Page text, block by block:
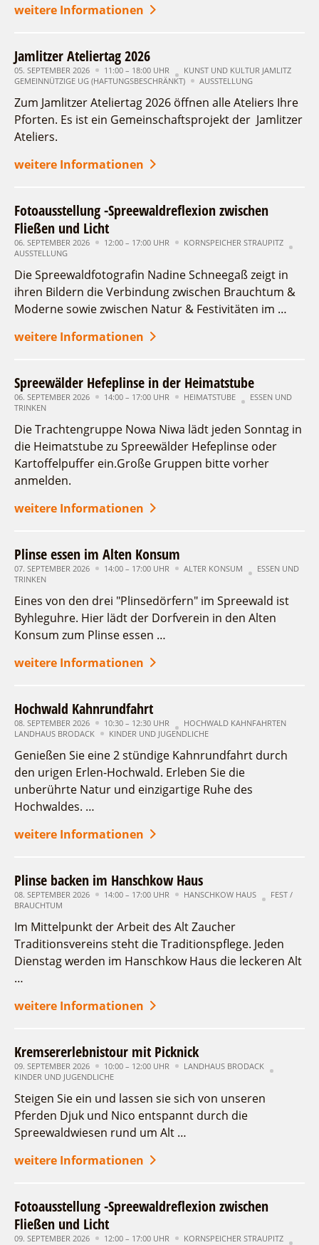
weitere Informationen
Jamlitzer Ateliertag 2026
05. SEPTEMBER 2026 11:00 – 18:00 UHR
KUNST UND KULTUR JAMLITZ
GEMEINNÜTZIGE UG (HAFTUNGSBESCHRÄNKT)
AUSSTELLUNG
Zum Jamlitzer Ateliertag 2026 öffnen alle Ateliers Ihre
Pforten. Es ist ein Gemeinschaftsprojekt der Jamlitzer
Ateliers.
weitere Informationen
Fotoausstellung -Spreewaldreflexion zwischen
Fließen und Licht
06. SEPTEMBER 2026 12:00 – 17:00 UHR
KORNSPEICHER STRAUPITZ
AUSSTELLUNG
Die Spreewaldfotografin Nadine Schneegaß zeigt in
ihren Bildern die Verbindung zwischen Brauchtum &
Moderne sowie zwischen Natur & Festivitäten im …
weitere Informationen
Spreewälder Hefeplinse in der Heimatstube
06. SEPTEMBER 2026 14:00 – 17:00 UHR HEIMATSTUBE
ESSEN UND
TRINKEN
Die Trachtengruppe Nowa Niwa lädt jeden Sonntag in
die Heimatstube zu Spreewälder Hefeplinse oder
Kartoffelpuffer ein.Große Gruppen bitte vorher
anmelden.
weitere Informationen
Plinse essen im Alten Konsum
07. SEPTEMBER 2026 14:00 – 17:00 UHR ALTER KONSUM
ESSEN UND
TRINKEN
Eines von den drei "Plinsedörfern" im Spreewald ist
Byhleguhre. Hier lädt der Dorfverein in den Alten
Konsum zum Plinse essen …
weitere Informationen
Hochwald Kahnrundfahrt
08. SEPTEMBER 2026 10:30 – 12:30 UHR
HOCHWALD KAHNFAHRTEN
LANDHAUS BRODACK
KINDER UND JUGENDLICHE
Genießen Sie eine 2 stündige Kahnrundfahrt durch
den urigen Erlen-Hochwald. Erleben Sie die
unberührte Natur und einzigartige Ruhe des
Hochwaldes. …
weitere Informationen
Plinse backen im Hanschkow Haus
08. SEPTEMBER 2026 14:00 – 17:00 UHR HANSCHKOW HAUS
FEST /
BRAUCHTUM
Im Mittelpunkt der Arbeit des Alt Zaucher
Traditionsvereins steht die Traditionspflege. Jeden
Dienstag werden im Hanschkow Haus die leckeren Alt
…
weitere Informationen
Kremsererlebnistour mit Picknick
09. SEPTEMBER 2026 10:00 – 12:00 UHR
LANDHAUS BRODACK
KINDER UND JUGENDLICHE
Steigen Sie ein und lassen sie sich von unseren
Pferden Djuk und Nico entspannt durch die
Spreewaldwiesen rund um Alt …
weitere Informationen
Fotoausstellung -Spreewaldreflexion zwischen
Fließen und Licht
09. SEPTEMBER 2026 12:00 – 17:00 UHR
KORNSPEICHER STRAUPITZ